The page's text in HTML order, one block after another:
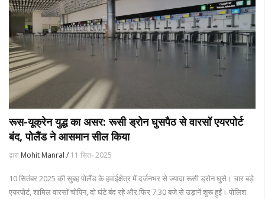
रूस-यूक्रेन युद्ध का असर: रूसी ड्रोन घुसपैठ से वारसॉ एयरपोर्ट
बंद, पोलैंड ने आसमान सील किया
द्वारा Mohit Manral / 11 सित॰ 2025
10 सितंबर 2025 की सुबह पोलैंड के हवाईक्षेत्र में दर्जनभर से ज्यादा रूसी ड्रोन घुसे। चार बड़े
एयरपोर्ट, शामिल वारसॉ चोपिन, दो घंटे बंद रहे और फिर 7:30 बजे से उड़ानें शुरू हुईं। पोलिश